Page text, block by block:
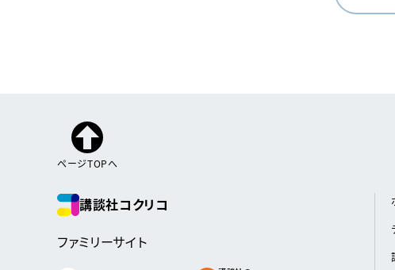
ページTOPへ
講談社コクリコ
ファミリーサイト